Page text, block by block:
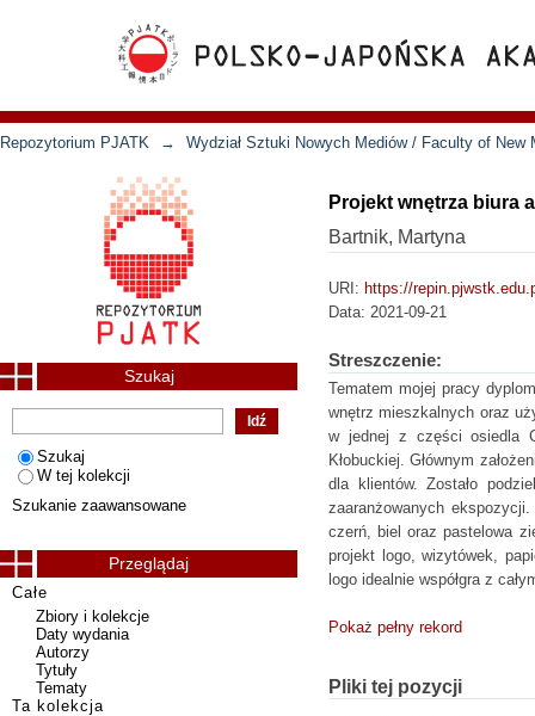
Repozytorium PJATK → Wydział Sztuki Nowych Mediów / Faculty of New
Projekt wnętrza biura
Bartnik, Martyna
URI: https://
Data: 2021-09-21
Streszczenie:
Tematem mojej pracy
wnętrz mieszkalnych oraz
w jednej z części osiedla
Kłobuckiej. Głównym
dla klientów. Zostało
zaaranżowanych
czerń, biel oraz pastelowa
projekt logo, wizytówek,
logo idealnie współgra z
Pokaż pełny rekord
Pliki tej pozycji
Szukaj
Szukaj
W tej kolekcji
Szukanie zaawansowane
Przeglądaj
Całe
Zbiory i kolekcje
Daty wydania
Autorzy
Tytuły
Tematy
Ta kolekcja